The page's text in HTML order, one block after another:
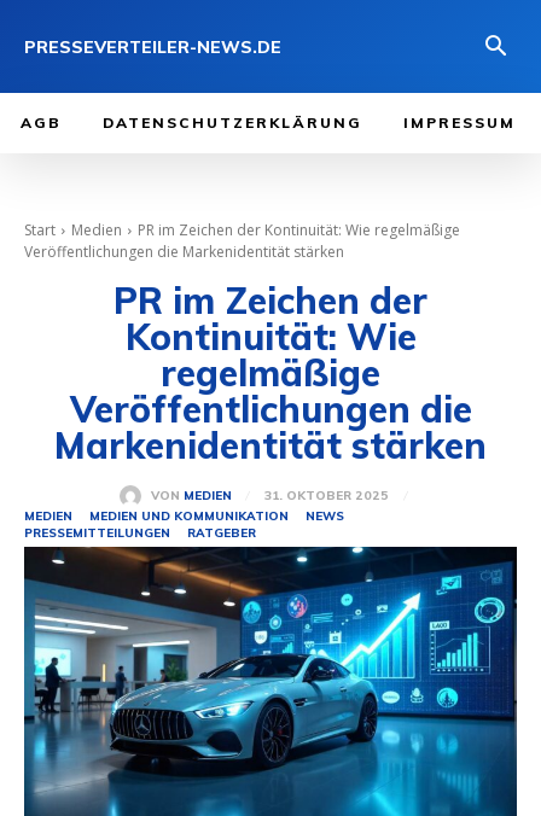
PRESSEVERTEILER-NEWS.DE
AGB DATENSCHUTZERKLÄRUNG IMPRESSUM
Start Medien
PR im Zeichen der Kontinuität: Wie regelmäßige
Veröffentlichungen die Markenidentität stärken
PR im Zeichen der
Kontinuität: Wie
regelmäßige
Veröffentlichungen die
Markenidentität stärken
VON MEDIEN
31. OKTOBER 2025
MEDIEN
MEDIEN UND KOMMUNIKATION
NEWS
PRESSEMITTEILUNGEN
RATGEBER